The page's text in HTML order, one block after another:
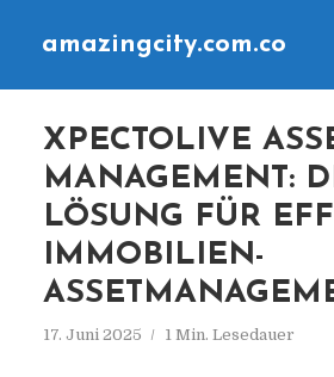
amazingcity.com.co
XPECTOLIVE
MANAGEMENT:
LÖSUNG FÜR
IMMOBILIEN-
17. Juni 2025 1 Min. Lesedauer